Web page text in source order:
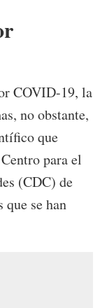
COVID-19, la
no obstante,
que
para el
(CDC) de
se han